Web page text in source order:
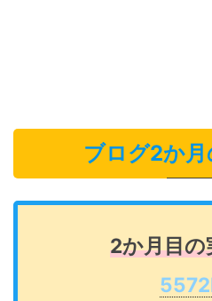
ブログ2か
2か月目の